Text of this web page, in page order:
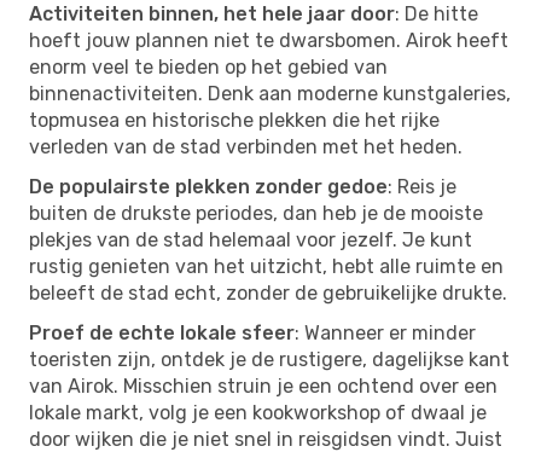
Activiteiten binnen, het hele jaar door: De hitte
hoeft jouw plannen niet te dwarsbomen. Airok heeft
enorm veel te bieden op het gebied van
binnenactiviteiten. Denk aan moderne kunstgaleries,
topmusea en historische plekken die het rijke
verleden van de stad verbinden met het heden.
De populairste plekken zonder gedoe: Reis je
buiten de drukste periodes, dan heb je de mooiste
plekjes van de stad helemaal voor jezelf. Je kunt
rustig genieten van het uitzicht, hebt alle ruimte en
beleeft de stad echt, zonder de gebruikelijke drukte.
Proef de echte lokale sfeer: Wanneer er minder
toeristen zijn, ontdek je de rustigere, dagelijkse kant
van Airok. Misschien struin je een ochtend over een
lokale markt, volg je een kookworkshop of dwaal je
door wijken die je niet snel in reisgidsen vindt. Juist